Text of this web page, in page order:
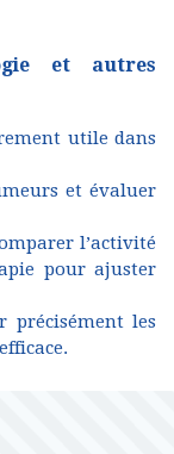
et autres
utile dans
et évaluer
l’activité
pour ajuster
précisément les